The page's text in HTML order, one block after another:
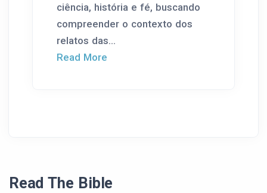
ciência, história e fé, buscando
compreender o contexto dos
relatos das...
Read More
Read The Bible